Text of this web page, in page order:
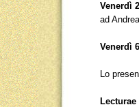
Venerdì
ad
Venerdì
Lo